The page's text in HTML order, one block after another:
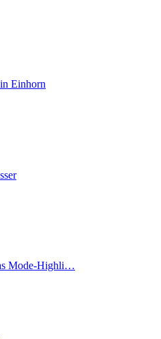
Einhorn
Mode-Highli…